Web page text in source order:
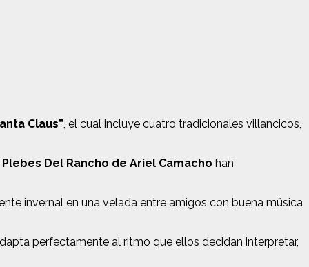
Claus”, el cual incluye cuatro tradicionales villancicos,
Del Rancho de Ariel Camacho han
invernal en una velada entre amigos con buena música
perfectamente al ritmo que ellos decidan interpretar,